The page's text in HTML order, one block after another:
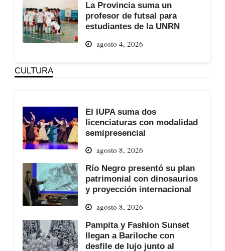
La Provincia suma un
profesor de futsal para
estudiantes de la UNRN
agosto 4, 2026
CULTURA
El IUPA suma dos
licenciaturas con modalidad
semipresencial
agosto 8, 2026
Río Negro presentó su plan
patrimonial con dinosaurios
y proyección internacional
agosto 8, 2026
Pampita y Fashion Sunset
llegan a Bariloche con
desfile de lujo junto al